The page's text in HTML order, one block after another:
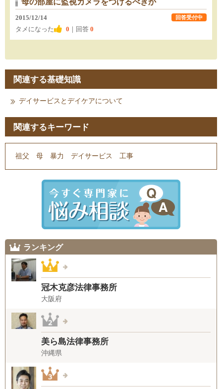
2015/12/14
タメになった
0 ｜回答 0
回答受付中
関連する基礎知識
デイサービスとデイケアについて
関連するキーワード
祖父 母 暴力 デイサービス 工事
ランキング
冠木克彦法律事務所
大阪府
美ら島法律事務所
沖縄県